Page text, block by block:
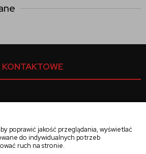
poprawić jakość przeglądania, wyświetlać
do indywidualnych potrzeb
ruch na stronie.